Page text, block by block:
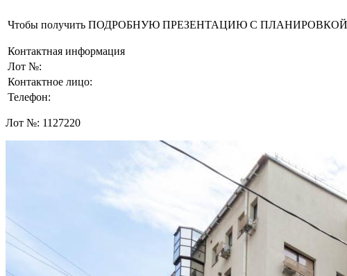
Чтобы получить ПОДРОБНУЮ ПРЕЗЕНТАЦИЮ С ПЛАНИРОВКОЙ И
Контактная информация
Лот №:
Контактное лицо:
Телефон:
Лот №: 1127220